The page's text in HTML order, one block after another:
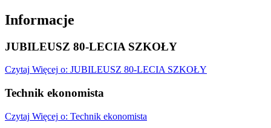
Informacje
JUBILEUSZ 80-LECIA SZKOŁY
Czytaj Więcej o: JUBILEUSZ 80-LECIA SZKOŁY
Technik ekonomista
Czytaj Więcej o: Technik ekonomista